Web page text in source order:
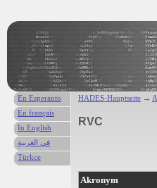
HADES-Hauptseite →
RVC
Akronym
En Esperanto
En français
In English
في العربية
Türkce